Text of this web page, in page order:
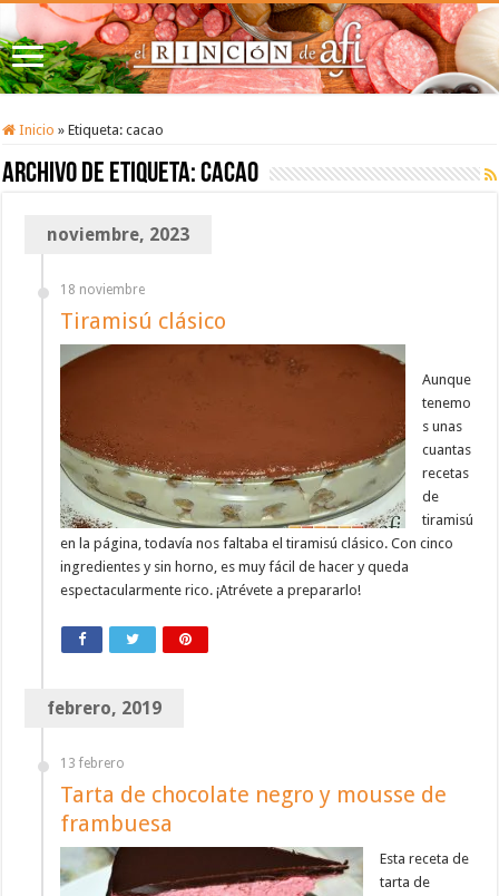
Inicio » Etiqueta:cacao
Archivo de etiqueta:cacao
noviembre, 2023
18 noviembre
Tiramisú clásico
Aunque
tenemo
s unas
cuantas
recetas
de
tiramisú
en la página, todavía nos faltaba el tiramisú clásico. Con cinco
ingredientes y sin horno, es muy fácil de hacer y queda
espectacularmente rico. ¡Atrévete a prepararlo!
febrero, 2019
13 febrero
Tarta de chocolate negro y mousse de
frambuesa
Esta receta de
tarta de